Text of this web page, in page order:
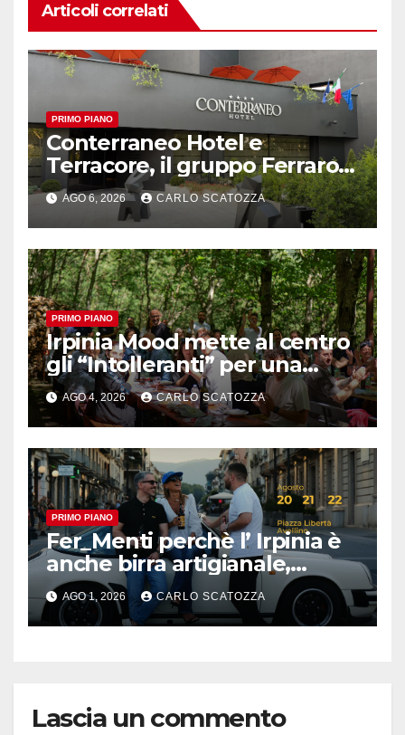
Articoli correlati
PRIMO PIANO
Conterraneo Hotel e
Terracore, il gruppo Ferraro
amplia l’ ospitalità e il gusto
alle porte di Caserta
AGO 6, 2026 CARLO SCATOZZA
PRIMO PIANO
Irpinia Mood mette al centro
gli “Intolleranti” per una
rivoluzione sostenibile del
cibo
AGO 4, 2026 CARLO SCATOZZA
PRIMO PIANO
Fer_Menti perchè l’ Irpinia è
anche birra artigianale,
appuntamento ad Avellino
AGO 1, 2026 CARLO SCATOZZA
Lascia un commento